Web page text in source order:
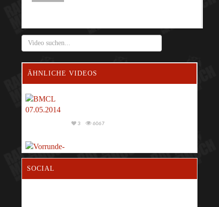
ÄHNLICHE VIDEOS
6067
3
SOCIAL